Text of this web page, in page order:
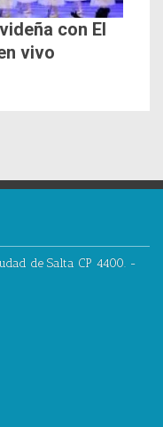
con El
vivo
de Salta CP 4400. -